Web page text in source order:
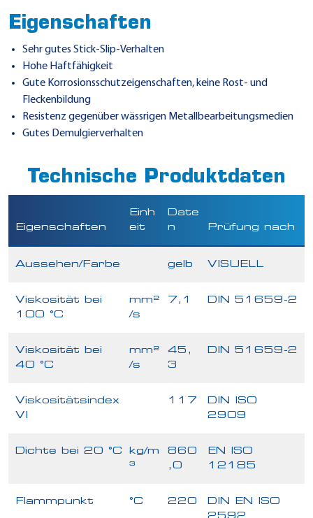
Eigenschaften
Sehr gutes Stick-Slip-Verhalten
Hohe Haftfähigkeit
Gute Korrosionsschutzeigenschaften, keine Rost- und
Fleckenbildung
Resistenz gegenüber wässrigen Metallbearbeitungsmedien
Gutes Demulgierverhalten
Technische Produktdaten
Eigenschaften
Einh
eit
Date
n
Prüfung nach
Aussehen/Farbe gelb VISUELL
Viskosität bei
100 °C
mm²
/s
7,1 DIN 51659-2
Viskosität bei
40 °C
mm²
/s
45,
3
DIN 51659-2
Viskositätsindex
VI
117
DIN ISO
2909
Dichte bei 20 °C
kg/m
³
860
,0
EN ISO
12185
Flammpunkt °C 220
DIN EN ISO
2592